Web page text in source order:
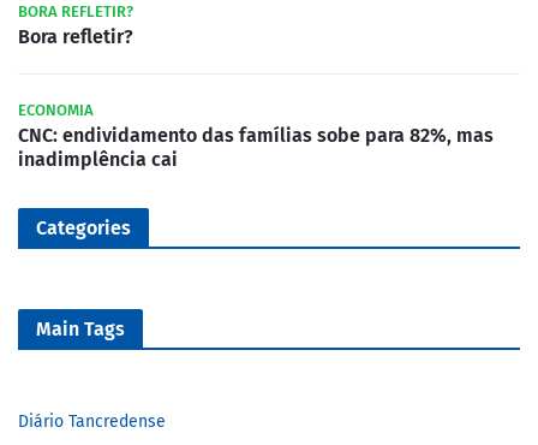
BORA REFLETIR?
Bora refletir?
ECONOMIA
CNC: endividamento das famílias sobe para 82%, mas
inadimplência cai
Categories
Main Tags
Diário Tancredense